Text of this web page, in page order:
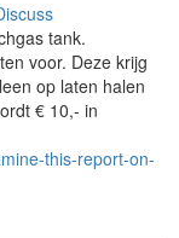
tank.
voor. Deze krijg
op laten halen
€ 10,- in
this-report-on-